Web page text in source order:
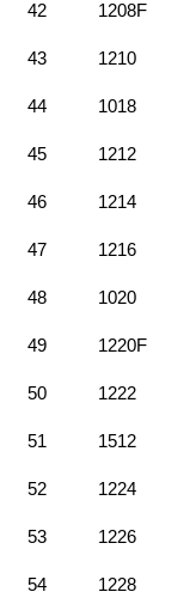
42 1208F
43 1210
44 1018
45 1212
46 1214
47 1216
48 1020
49 1220F
50 1222
51 1512
52 1224
53 1226
54 1228